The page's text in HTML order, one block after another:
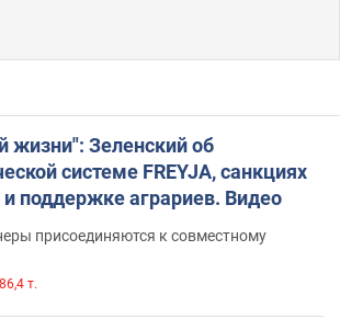
жизни": Зеленский об
системе FREYJA, санкциях
и поддержке аграриев. Видео
присоединяются к совместному
86,4 т.